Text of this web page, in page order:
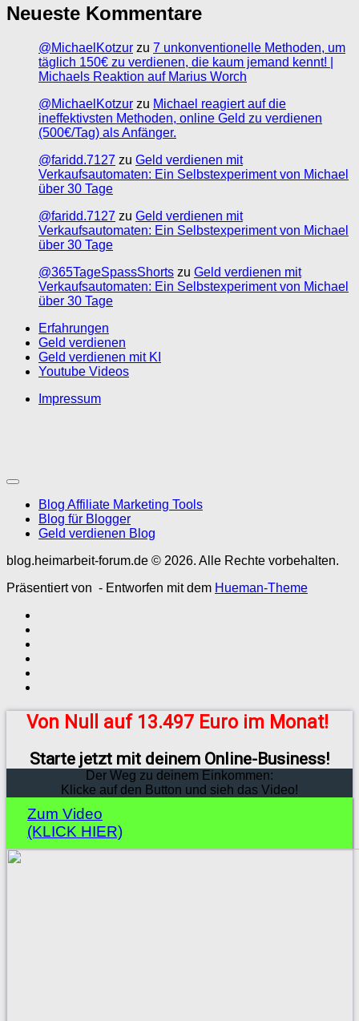
Neueste Kommentare
@MichaelKotzur zu 7 unkonventionelle Methoden, um
täglich 150€ zu verdienen, die kaum jemand kennt! |
Michaels Reaktion auf Marius Worch
@MichaelKotzur zu Michael reagiert auf die
ineffektivsten Methoden, online Geld zu verdienen
(500€/Tag) als Anfänger.
@faridd.7127 zu Geld verdienen mit
Verkaufsautomaten: Ein Selbstexperiment von Michael
über 30 Tage
@faridd.7127 zu Geld verdienen mit
Verkaufsautomaten: Ein Selbstexperiment von Michael
über 30 Tage
@365TageSpassShorts zu Geld verdienen mit
Verkaufsautomaten: Ein Selbstexperiment von Michael
über 30 Tage
Erfahrungen
Geld verdienen
Geld verdienen mit KI
Youtube Videos
Impressum
Blog Affiliate Marketing Tools
Blog für Blogger
Geld verdienen Blog
blog.heimarbeit-forum.de © 2026. Alle Rechte vorbehalten.
Präsentiert von - Entworfen mit dem Hueman-Theme
Von Null auf 13.497 Euro im Monat!
Starte jetzt mit deinem Online-Business!
Der Weg zu deinem Einkommen:
Klicke auf den Button und sieh das Video!
Zum Video
(KLICK HIER)